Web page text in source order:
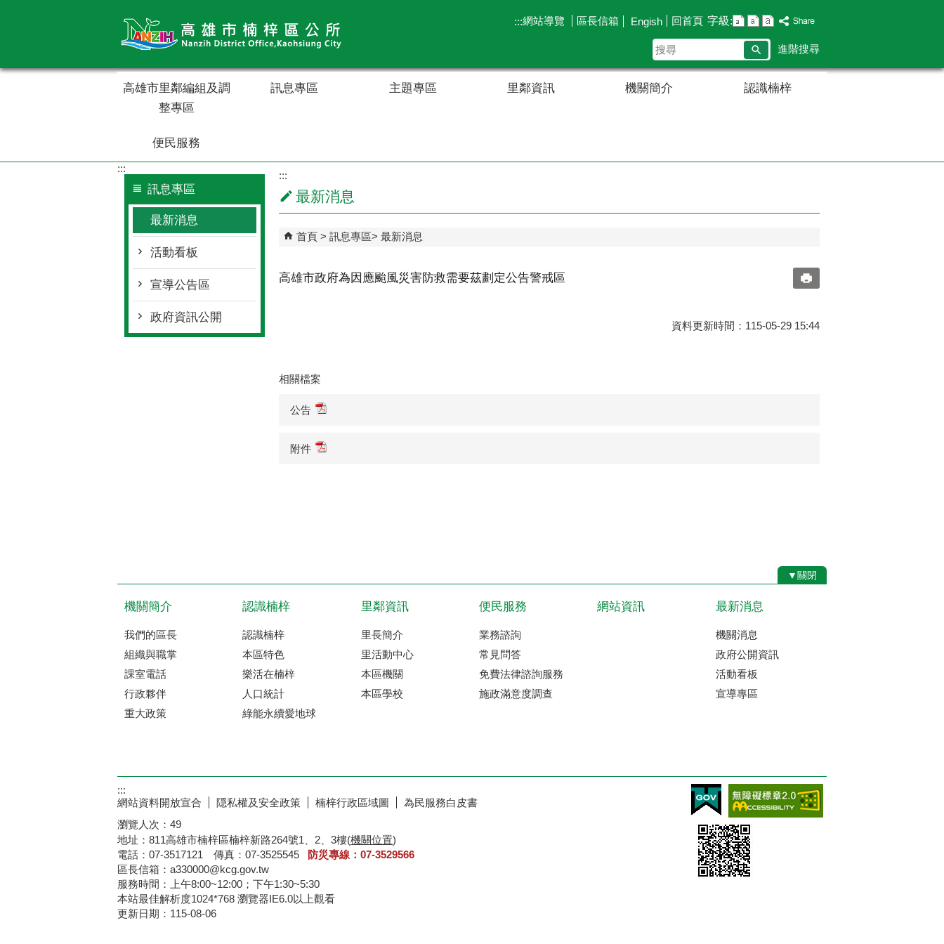
:::網站導覽 區長信箱 Engish 回首頁 字級:
搜
尋
進階搜尋
高雄市里鄰編組及調
整專區
訊息專區 主題專區 里鄰資訊 機關簡介 認識楠梓
便民服務
:::
訊息專區
最新消息
活動看板
宣導公告區
政府資訊公開
:::
最新消息
首頁 訊息專區 最新消息
高雄市政府為因應颱風災害防救需要茲劃定公告警戒區
資料更新時間：115-05-29 15:44
相關檔案
公告
附件
▼關閉
機關簡介
我們的區長
組織與職掌
課室電話
行政夥伴
重大政策
認識楠梓
認識楠梓
本區特色
樂活在楠梓
人口統計
綠能永續愛地球
里鄰資訊
里長簡介
里活動中心
本區機關
本區學校
便民服務
業務諮詢
常見問答
免費法律諮詢服務
施政滿意度調查
網站資訊 最新消息
機關消息
政府公開資訊
活動看板
宣導專區
:::
網站資料開放宣合
隠私權及安全政策 楠梓行政區域圖
為民服務白皮書
瀏覽人次： 49
地址：811高雄市楠梓區楠梓新路264號1、2、3樓(機關位置)
電話：07-3517121 傳真：07-3525545
防災專線：07-3529566
區長信箱：a330000@kcg.gov.tw
服務時間：上午8:00~12:00；下午1:30~5:30
本站最佳解析度1024*768 瀏覽器IE6.0以上觀看
更新日期： 115-08-06